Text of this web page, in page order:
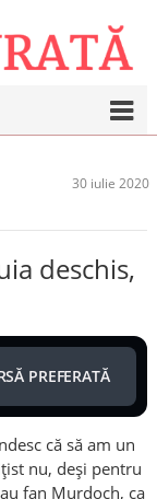
30 iulie 2020
deschis,
PREFERATĂ
că să am un
nu, deși pentru
fan Murdoch, ca